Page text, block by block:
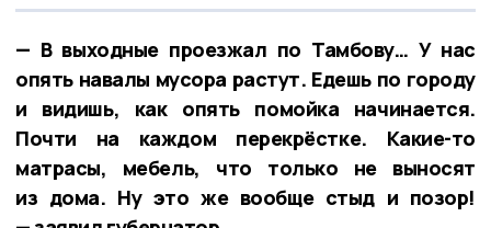
— В выходные проезжал по Тамбову… У нас
опять навалы мусора растут. Едешь по городу
и видишь, как опять помойка начинается.
Почти на каждом перекрёстке. Какие-то
матрасы, мебель, что только не выносят
из дома. Ну это же вообще стыд и позор!